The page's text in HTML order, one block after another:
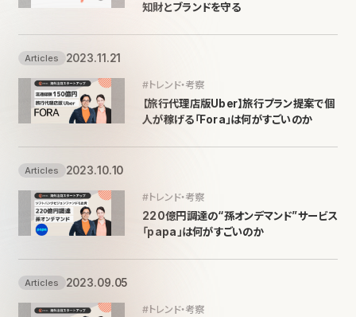
知財とブランドを守る
Articles 2023.11.21
#トレンド・考察
【旅行代理店版Uber】旅行プラン提案で個
人が稼げる「Fora」は何がすごいのか
Articles 2023.10.10
#トレンド・考察
220億円調達の“孫オンデマンド”サービス
「papa」は何がすごいのか
Articles 2023.09.05
#トレンド・考察